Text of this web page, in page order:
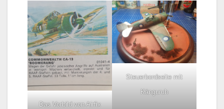
Das Vorbild von Airfix
Steuerbordseite mit
Känguruh